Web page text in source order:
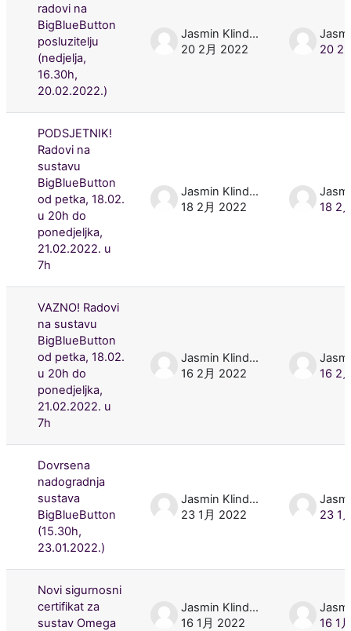
radovi na
BigBlueButton
posluzitelju
(nedjelja,
16.30h,
20.02.2022.)
Jasmin Klindžić
20 2月 2022
20 2
PODSJETNIK!
Radovi na
sustavu
BigBlueButton
od petka, 18.02.
u 20h do
ponedjeljka,
21.02.2022. u
7h
Jasmin Klindžić
18 2月 2022
18 2
VAZNO! Radovi
na sustavu
BigBlueButton
od petka, 18.02.
u 20h do
ponedjeljka,
21.02.2022. u
7h
Jasmin Klindžić
16 2月 2022
16 2
Dovrsena
nadogradnja
sustava
BigBlueButton
(15.30h,
23.01.2022.)
Jasmin Klindžić
23 1月 2022
23 1
Novi sigurnosni
certifikat za
sustav Omega
Jasmin Klindžić
16 1月 2022
16 1